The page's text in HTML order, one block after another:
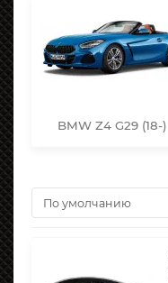
BMW Z4 G29 (18-)